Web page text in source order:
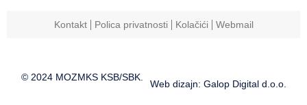
Kontakt Polica privatnosti Kolačići Webmail
© 2024 MOZMKS KSB/SBK.
Web dizajn: Galop Digital d.o.o.